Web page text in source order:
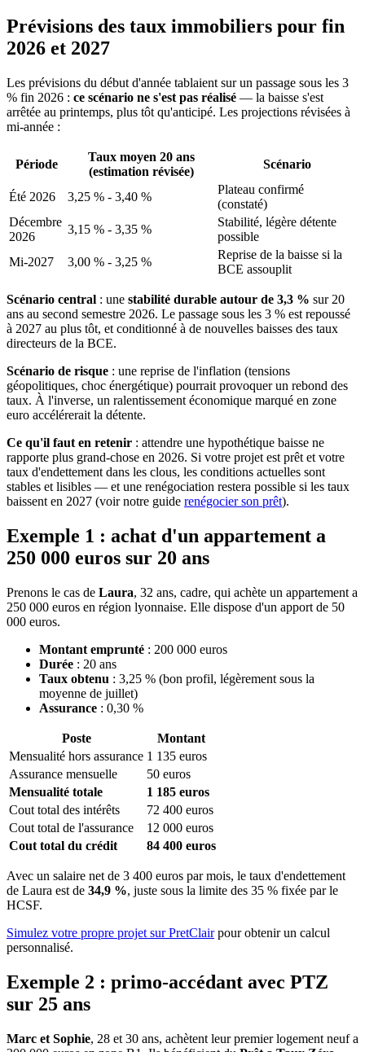
Prévisions des taux immobiliers pour fin
2026 et 2027
Les prévisions du début d'année tablaient sur un passage sous les 3
% fin 2026 : ce scénario ne s'est pas réalisé — la baisse s'est
arrêtée au printemps, plus tôt qu'anticipé. Les projections révisées à
mi-année :
Période
Taux moyen 20 ans
(estimation révisée)
Scénario
Été 2026 3,25 % - 3,40 %
Plateau confirmé
(constaté)
Décembre
2026
3,15 % - 3,35 %
Stabilité, légère détente
possible
Mi-2027
3,00 % - 3,25 %
Reprise de la baisse si la
BCE assouplit
Scénario central : une stabilité durable autour de 3,3 % sur 20
ans au second semestre 2026. Le passage sous les 3 % est repoussé
à 2027 au plus tôt, et conditionné à de nouvelles baisses des taux
directeurs de la BCE.
Scénario de risque : une reprise de l'inflation (tensions
géopolitiques, choc énergétique) pourrait provoquer un rebond des
taux. À l'inverse, un ralentissement économique marqué en zone
euro accélérerait la détente.
Ce qu'il faut en retenir : attendre une hypothétique baisse ne
rapporte plus grand-chose en 2026. Si votre projet est prêt et votre
taux d'endettement dans les clous, les conditions actuelles sont
stables et lisibles — et une renégociation restera possible si les taux
baissent en 2027 (voir notre guide renégocier son prêt).
Exemple 1 : achat d'un appartement a
250 000 euros sur 20 ans
Prenons le cas de Laura, 32 ans, cadre, qui achète un appartement a
250 000 euros en région lyonnaise. Elle dispose d'un apport de 50
000 euros.
Montant emprunté : 200 000 euros
Durée : 20 ans
Taux obtenu : 3,25 % (bon profil, légèrement sous la
moyenne de juillet)
Assurance : 0,30 %
Poste
Montant
Mensualité hors assurance 1 135 euros
Assurance mensuelle
50 euros
Mensualité totale
1 185 euros
Cout total des intérêts
72 400 euros
Cout total de l'assurance
12 000 euros
Cout total du crédit
84 400 euros
Avec un salaire net de 3 400 euros par mois, le taux d'endettement
de Laura est de 34,9 %, juste sous la limite des 35 % fixée par le
HCSF.
Simulez votre propre projet sur PretClairpour obtenir un calcul
personnalisé.
Exemple 2 : primo-accédant avec PTZ
sur 25 ans
Marc et Sophie, 28 et 30 ans, achètent leur premier logement neuf a